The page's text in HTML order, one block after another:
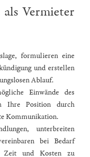
Vermieter
formulieren eine
und erstellen
Ablauf.
Einwände des
Ihre Position durch
Kommunikation.
unterbreiten
bei Bedarf
Zeit und Kosten zu